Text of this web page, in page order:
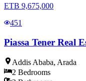
ETB 9,675,000
451
Piassa Tener Real
Addis Ababa, Arada
2 Bedrooms